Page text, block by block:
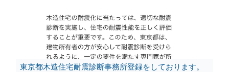
東京都木造住宅耐震診断事務所登録をしております。